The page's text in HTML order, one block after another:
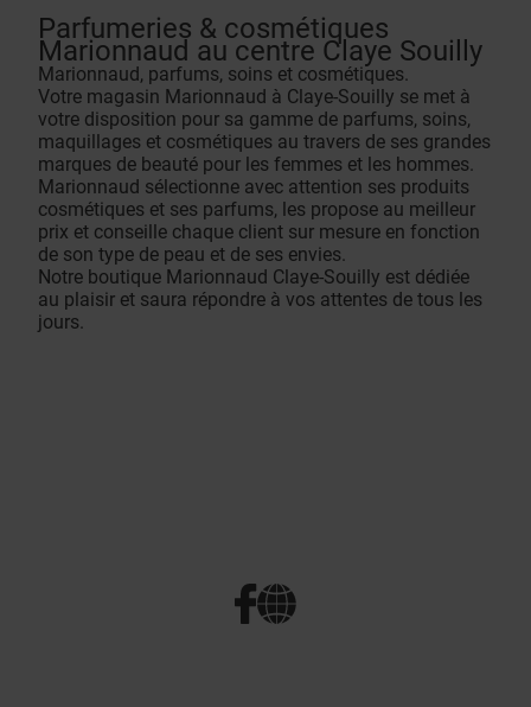
Parfumeries & cosmétiques
Marionnaud au centre Claye Souilly
Marionnaud, parfums, soins et cosmétiques.
Votre magasin Marionnaud à Claye-Souilly se met à
votre disposition pour sa gamme de parfums, soins,
maquillages et cosmétiques au travers de ses grandes
marques de beauté pour les femmes et les hommes.
Marionnaud sélectionne avec attention ses produits
cosmétiques et ses parfums, les propose au meilleur
prix et conseille chaque client sur mesure en fonction
de son type de peau et de ses envies.
Notre boutique Marionnaud Claye-Souilly est dédiée
au plaisir et saura répondre à vos attentes de tous les
jours.